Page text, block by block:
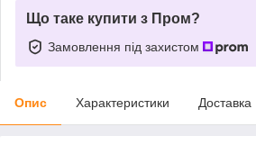
Що таке купити з Пром?
Замовлення під захистом
Опис Характеристики Доставка